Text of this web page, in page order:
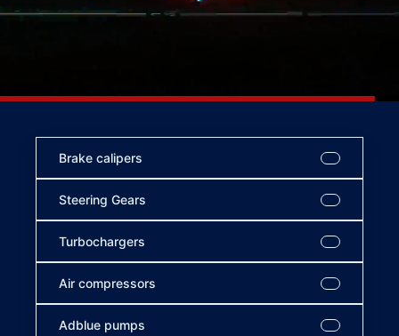
Brake calipers
Steering Gears
Turbochargers
Air compressors
Adblue pumps